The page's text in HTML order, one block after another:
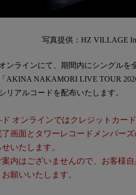
写真提供：HZ VILLAGE
ンラインにて、期間内にシングルを
AKINA NAKAMORI LIVE TOUR
リアルコードを配布いたします。
オンラインではクレジットカー
画面とタワーレコードメンバー
いたします。
内はございませんので、お客様
願いいたします。